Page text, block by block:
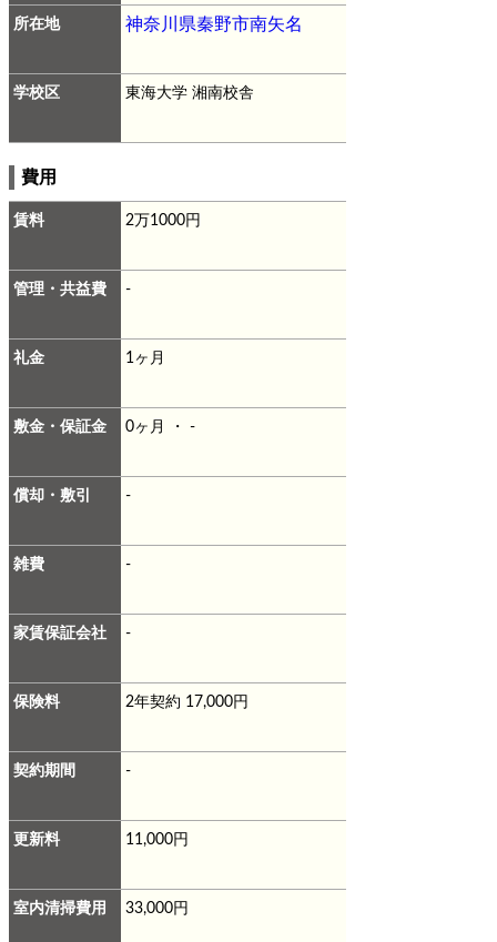
所在地 神奈川県秦野市南矢名
学校区 東海大学 湘南校舎
費用
賃料 2万1000円
管理・共益費 -
礼金 1ヶ月
敷金・保証金 0ヶ月 ・ -
償却・敷引 -
雑費 -
家賃保証会社 -
保険料 2年契約 17,000円
契約期間 -
更新料 11,000円
室内清掃費用 33,000円